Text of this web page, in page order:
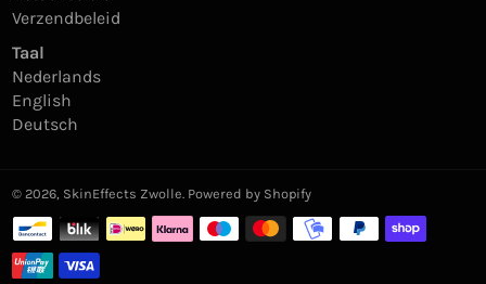
Verzendbeleid
Taal
Nederlands
English
Deutsch
© 2026, SkinEffects Zwolle. Powered by Shopify
Betaalmethoden